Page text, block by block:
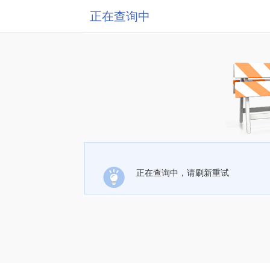
正在查询中
正在查询中，请刷新重试